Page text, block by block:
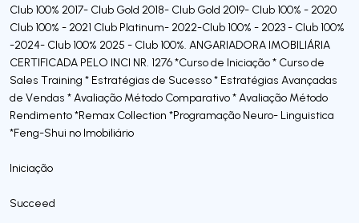
Club 100% 2017- Club Gold 2018- Club Gold 2019- Club 100% - 2020
Club 100% - 2021 Club Platinum- 2022-Club 100% - 2023 - Club 100%
-2024- Club 100% 2025 - Club 100%. ANGARIADORA IMOBILIÁRIA
CERTIFICADA PELO INCI NR. 1276 *Curso de Iniciação * Curso de
Sales Training * Estratégias de Sucesso * Estratégias Avançadas
de Vendas * Avaliação Método Comparativo * Avaliação Método
Rendimento *Remax Collection *Programação Neuro- Linguistica
*Feng-Shui no Imobiliário
Iniciação
Succeed